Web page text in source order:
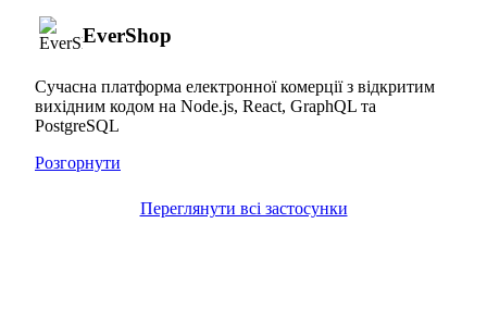
EverShop
Сучасна платформа електронної комерції з відкритим
вихідним кодом на Node.js, React, GraphQL та
PostgreSQL
Розгорнути
Переглянути всі застосунки